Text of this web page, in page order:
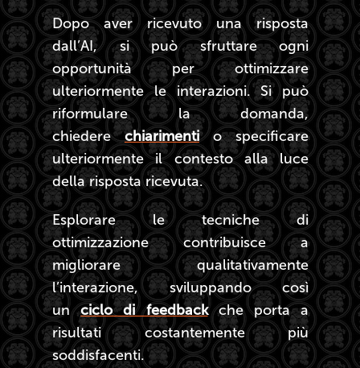
Dopo aver ricevuto una risposta
dall’AI, si può sfruttare ogni
opportunità per ottimizzare
ulteriormente le interazioni. Si può
riformulare la domanda,
chiederechiarimentio specificare
ulteriormente il contesto alla luce
della risposta ricevuta.
Esplorare le tecniche di
ottimizzazione contribuisce a
migliorare qualitativamente
l’interazione, sviluppando così
unciclo di feedbackche porta a
risultati costantemente più
soddisfacenti.